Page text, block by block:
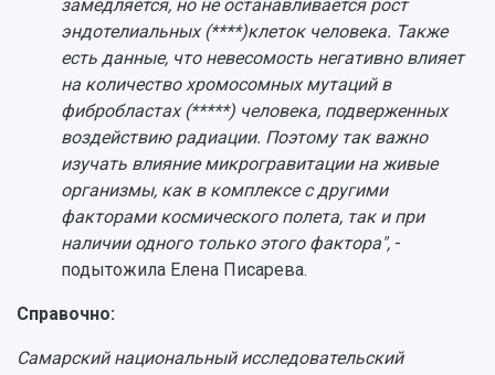
замедляется, но не останавливается рост
эндотелиальных (****)клеток человека. Также
есть данные, что невесомость негативно влияет
на количество хромосомных мутаций в
фибробластах (*****) человека, подверженных
воздействию радиации. Поэтому так важно
изучать влияние микрогравитации на живые
организмы, как в комплексе с другими
факторами космического полета, так и при
наличии одного только этого фактора", -
подытожила Елена Писарева.
Справочно:
Самарский национальный исследовательский